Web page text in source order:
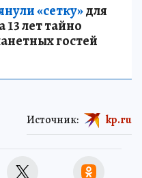
«сетку»для
лет тайно
гостей
Источник: kp.ru